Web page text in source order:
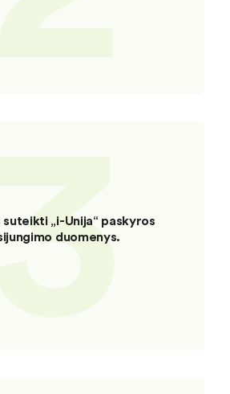
suteikti „i-Unija“ paskyros
duomenys.